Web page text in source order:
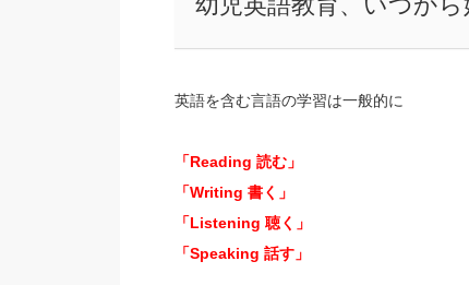
英語を含む言語の学習は一般的に
「Reading 読む」
「Writing 書く」
「Listening 聴く」
「Speaking 話す」